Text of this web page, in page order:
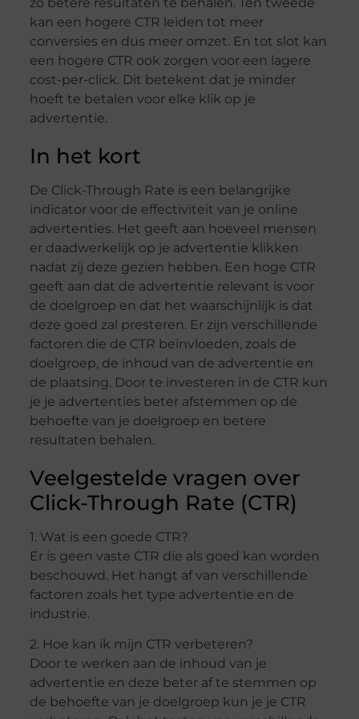
kan een hogere CTR leiden tot meer
conversies en dus meer omzet. En tot slot kan
een hogere CTR ook zorgen voor een lagere
cost-per-click. Dit betekent dat je minder
hoeft te betalen voor elke klik op je
advertentie.
In het kort
De Click-Through Rate is een belangrijke
indicator voor de effectiviteit van je online
advertenties. Het geeft aan hoeveel mensen
er daadwerkelijk op je advertentie klikken
nadat zij deze gezien hebben. Een hoge CTR
geeft aan dat de advertentie relevant is voor
de doelgroep en dat het waarschijnlijk is dat
deze goed zal presteren. Er zijn verschillende
factoren die de CTR beïnvloeden, zoals de
doelgroep, de inhoud van de advertentie en
de plaatsing. Door te investeren in de CTR kun
je je advertenties beter afstemmen op de
behoefte van je doelgroep en betere
resultaten behalen.
Veelgestelde vragen over
Click-Through Rate (CTR)
1. Wat is een goede CTR?
Er is geen vaste CTR die als goed kan worden
beschouwd. Het hangt af van verschillende
factoren zoals het type advertentie en de
industrie.
2. Hoe kan ik mijn CTR verbeteren?
Door te werken aan de inhoud van je
advertentie en deze beter af te stemmen op
de behoefte van je doelgroep kun je je CTR